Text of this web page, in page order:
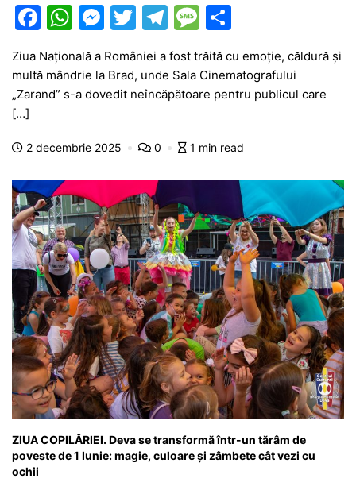
F
c
e
o
k
W
at
s
p
M
s
s
n
er
T
w
itt
er
T
el
e
gr
m
M
e
s
s
g
ta
je
z
Ziua Națională a României a fost trăită cu emoție, căldură și
multă mândrie la Brad, unde Sala Cinematografului
„Zarand” s-a dovedit neîncăpătoare pentru publicul care
[…]
2 decembrie 2025 0 1 min read
ZIUA COPILĂRIEI. Deva se transformă într-un tărâm de
poveste de 1 Iunie: magie, culoare și zâmbete cât vezi cu
ochii